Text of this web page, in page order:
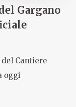
Gargano
Cantiere
oggi